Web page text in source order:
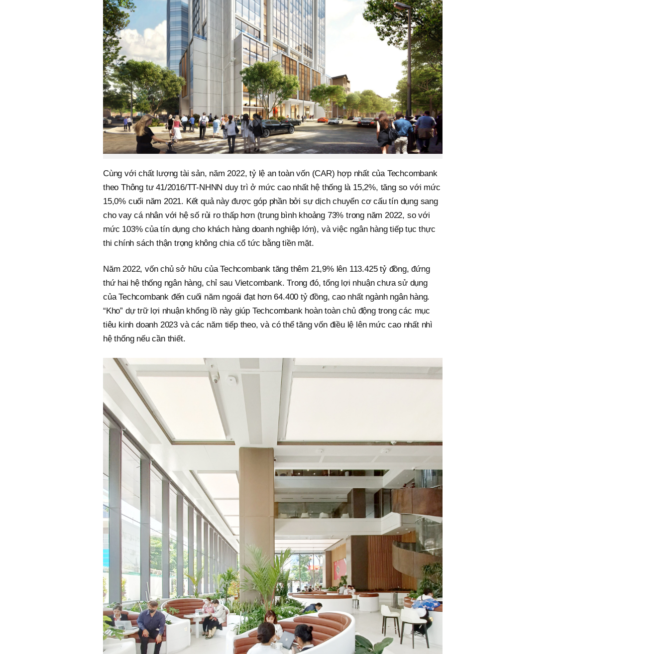
Cùng với chất lượng tài sản, năm 2022, tỷ lệ an toàn vốn (CAR) hợp nhất của Techcombank
theo Thông tư 41/2016/TT-NHNN duy trì ở mức cao nhất hệ thống là 15,2%, tăng so với mức
15,0% cuối năm 2021. Kết quả này được góp phần bởi sự dịch chuyển cơ cấu tín dụng sang
cho vay cá nhân với hệ số rủi ro thấp hơn (trung bình khoảng 73% trong năm 2022, so với
mức 103% của tín dụng cho khách hàng doanh nghiệp lớn), và việc ngân hàng tiếp tục thực
thi chính sách thận trọng không chia cổ tức bằng tiền mặt.
Năm 2022, vốn chủ sở hữu của Techcombank tăng thêm 21,9% lên 113.425 tỷ đồng, đứng
thứ hai hệ thống ngân hàng, chỉ sau Vietcombank. Trong đó, tổng lợi nhuận chưa sử dụng
của Techcombank đến cuối năm ngoái đạt hơn 64.400 tỷ đồng, cao nhất ngành ngân hàng.
“Kho” dự trữ lợi nhuận khổng lồ này giúp Techcombank hoàn toàn chủ động trong các mục
tiêu kinh doanh 2023 và các năm tiếp theo, và có thể tăng vốn điều lệ lên mức cao nhất nhì
hệ thống nếu cần thiết.